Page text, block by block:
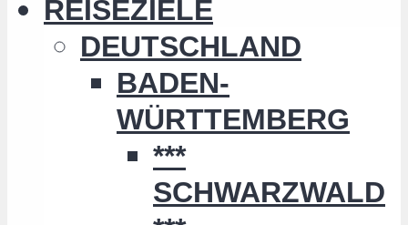
REISEZIELE
DEUTSCHLAND
BADEN-
WÜRTTEMBERG
***
SCHWARZWALD